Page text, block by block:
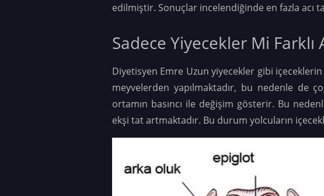
edilmiştir. Sonuçlar incelendiğinde en fazla acı
Sadece Yiyecekler Mi Farklı
Diyetisyen Emre Uzun yiyecekler gibi içeceklerin
meyvelerden yapılmaktadır, bu nedenle de
ortamın basıncı ile değişim gösterir. Bu
ekşi tat artmaktadır. Bu durum yolcuların